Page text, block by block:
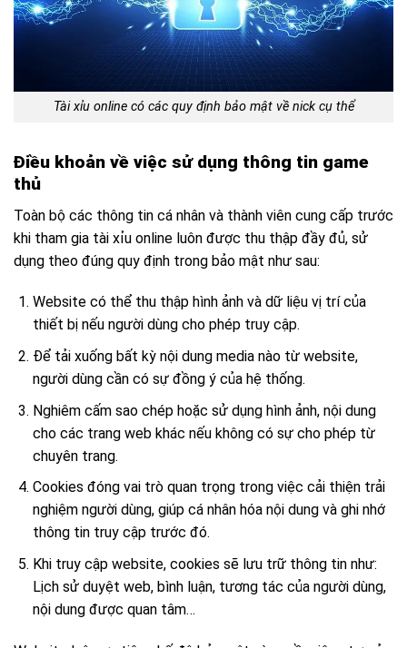
Tài xỉu online có các quy định bảo mật về nick cụ thể
Điều khoản về việc sử dụng thông tin game
thủ
Toàn bộ các thông tin cá nhân và thành viên cung cấp trước
khi tham gia tài xỉu online luôn được thu thập đầy đủ, sử
dụng theo đúng quy định trong bảo mật như sau:
Website có thể thu thập hình ảnh và dữ liệu vị trí của
thiết bị nếu người dùng cho phép truy cập.
Để tải xuống bất kỳ nội dung media nào từ website,
người dùng cần có sự đồng ý của hệ thống.
Nghiêm cấm sao chép hoặc sử dụng hình ảnh, nội dung
cho các trang web khác nếu không có sự cho phép từ
chuyên trang.
Cookies đóng vai trò quan trọng trong việc cải thiện trải
nghiệm người dùng, giúp cá nhân hóa nội dung và ghi nhớ
thông tin truy cập trước đó.
Khi truy cập website, cookies sẽ lưu trữ thông tin như:
Lịch sử duyệt web, bình luận, tương tác của người dùng,
nội dung được quan tâm…